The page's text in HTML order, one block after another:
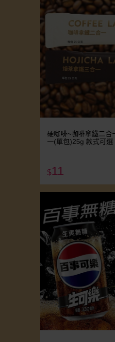
硬咖啡~咖啡拿鐵二合
一(單包)25g 款式可選
$11